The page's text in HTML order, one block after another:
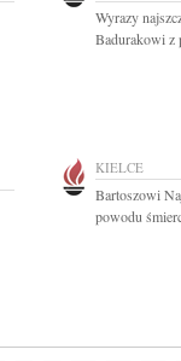
Wyrazy
Badurakowi z
KIELCE
Bartoszowi
powodu